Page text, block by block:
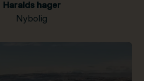
Haralds hager
Nybolig